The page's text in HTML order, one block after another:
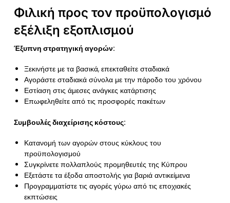
Φιλική προς τον προϋπολογισμό
εξέλιξη εξοπλισμού
Έξυπνη στρατηγική αγορών:
Ξεκινήστε με τα βασικά, επεκταθείτε σταδιακά
Αγοράστε σταδιακά σύνολα με την πάροδο του χρόνου
Εστίαση στις άμεσες ανάγκες κατάρτισης
Επωφεληθείτε από τις προσφορές πακέτων
Συμβουλές διαχείρισης κόστους:
Κατανομή των αγορών στους κύκλους του
προϋπολογισμού
Συγκρίνετε πολλαπλούς προμηθευτές της Κύπρου
Εξετάστε τα έξοδα αποστολής για βαριά αντικείμενα
Προγραμματίστε τις αγορές γύρω από τις εποχιακές
εκπτώσεις